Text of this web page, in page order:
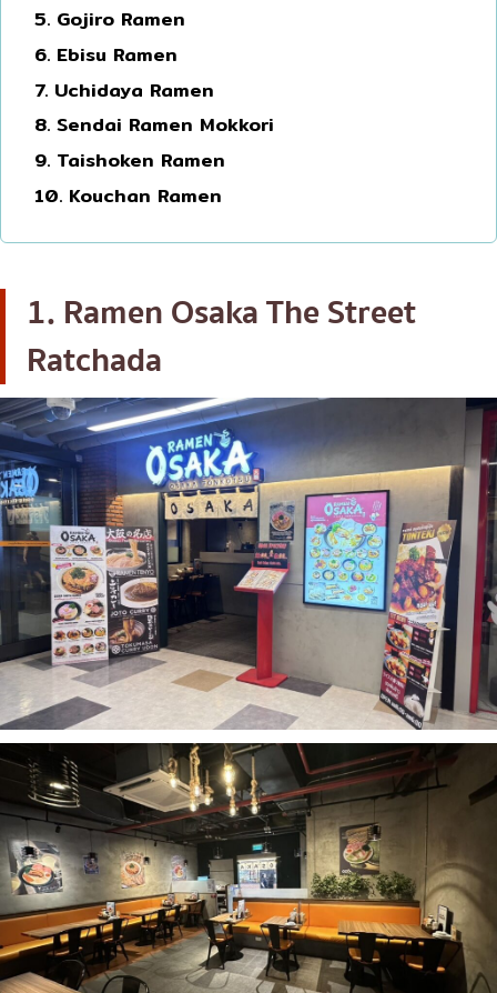
สเต็ก
ของทอดเสียบไม้
หม้อไฟญี่ปุ่น
ของย่างเสียบไม้/เครื่องในย่าง
ร้านอาหารญี่ปุ่นแบบดั้งเดิม
ทาโกะยากิ
อาหารชุด/อาหารญี่ปุ่นสไตล์โฮมคุกกิ้ง
เบนโตะ/บริการส่งอาหารญี่ปุ่น
ไอคอนสยาม
เซ็นทรัลเวิลด์
นนทบุรี
เชียงใหม่
ลาดพร้าว
สมุทรปราการ
สมุทรสาคร
ภูเก็ต
พัทยา
ธนิยะ
พระราม 3
พระราม4
อื่นๆ
5. Gojiro Ramen
6. Ebisu Ramen
7. Uchidaya Ramen
8. Sendai Ramen Mokkori
9. Taishoken Ramen
10. Kouchan Ramen
1. Ramen Osaka The Street
Ratchada